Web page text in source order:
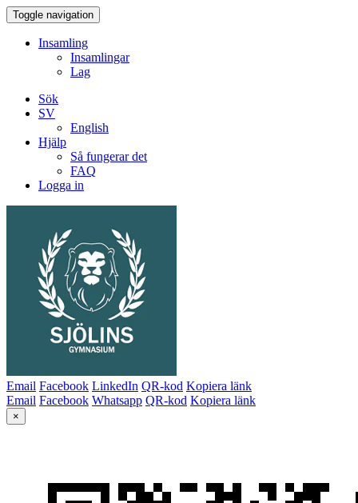
Toggle navigation
Insamling
Insamlingar
Lag
Sök
SV
English
Hjälp
Så fungerar det
FAQ
Logga in
Email Facebook LinkedIn QR-kod Kopiera länk
Email Facebook Whatsapp QR-kod Kopiera länk
×